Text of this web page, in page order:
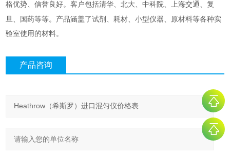
格优势、信誉良好。客户包括清华、北大、中科院、上海交通、复
旦、国药等等。产品涵盖了试剂、耗材、小型仪器、原材料等各种实
验室使用的材料。
产品咨询